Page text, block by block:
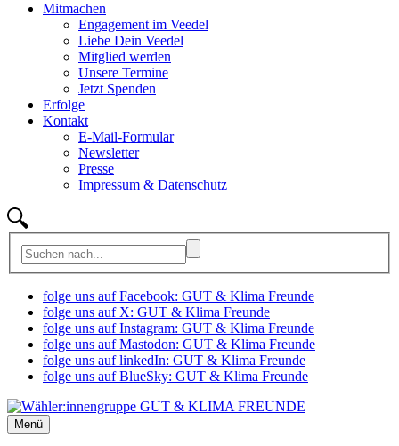
Mitmachen
Engagement im Veedel
Liebe Dein Veedel
Mitglied werden
Unsere Termine
Jetzt Spenden
Erfolge
Kontakt
E-Mail-Formular
Newsletter
Presse
Impressum & Datenschutz
folge uns auf Facebook: GUT & Klima Freunde
folge uns auf X: GUT & Klima Freunde
folge uns auf Instagram: GUT & Klima Freunde
folge uns auf Mastodon: GUT & Klima Freunde
folge uns auf linkedIn: GUT & Klima Freunde
folge uns auf BlueSky: GUT & Klima Freunde
Menü